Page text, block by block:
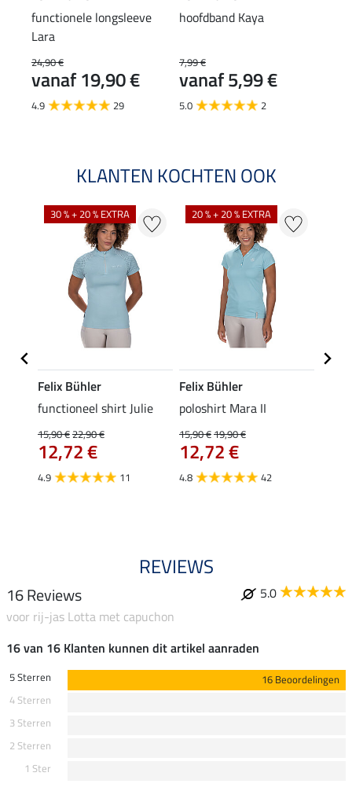
functionele longsleeve
Lara
24,90 €
vanaf 19,90 €
4.9 29
hoofdband Kaya
7,99 €
vanaf 5,99 €
5.0 2
KLANTEN KOCHTEN OOK
30 % + 20 % EXTRA
Felix Bühler
functioneel shirt Julie
15,90 €22,90 €
12,72 €
4.9 11
20 % + 20 % EXTRA
Felix Bühler
poloshirt Mara II
15,90 €19,90 €
12,72 €
4.8 42
REVIEWS
16 Reviews
5.0
voor rij-jas Lotta met capuchon
16 van 16 Klanten kunnen dit artikel aanraden
5 Sterren
16 Beoordelingen
4 Sterren
3 Sterren
2 Sterren
1 Ster